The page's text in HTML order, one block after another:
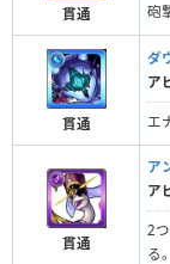
貫通 砲
貫通
ダ
ア
エ
貫通
ア
ア
2
る。